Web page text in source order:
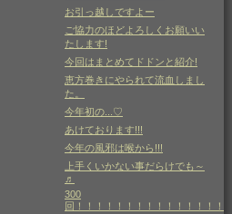
お引っ越しですよー
ご協力のほどよろしくお願いい
たします!
今回はまとめてドドンと紹介!
恵方巻きにやられて流血しまし
た。
今年初の...♡
あけております!!!
今年の風邪は喉から!!!
上手くいかない事だらけでも～
♬
300
回！！！！！！！！！！！！！！！！